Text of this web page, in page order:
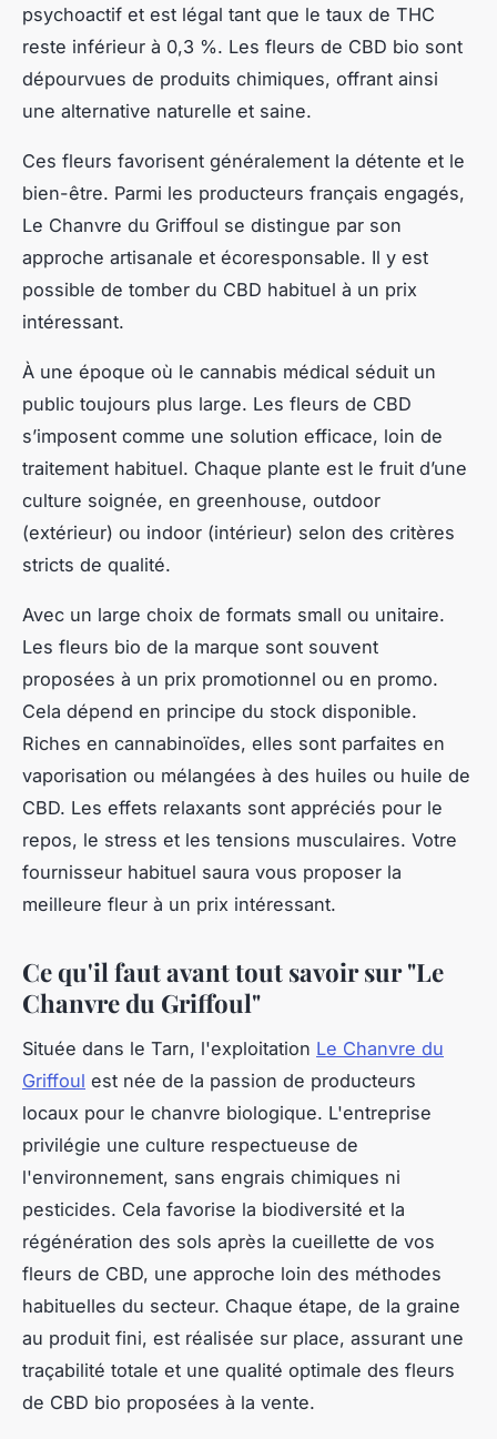
psychoactif et est légal tant que le taux de THC
reste inférieur à 0,3 %. Les fleurs de CBD bio sont
dépourvues de produits chimiques, offrant ainsi
une alternative naturelle et saine.
Ces fleurs favorisent généralement la détente et le
bien-être. Parmi les producteurs français engagés,
Le Chanvre du Griffoul se distingue par son
approche artisanale et écoresponsable. Il y est
possible de tomber du CBD habituel à un prix
intéressant.
À une époque où le cannabis médical séduit un
public toujours plus large. Les fleurs de CBD
s’imposent comme une solution efficace, loin de
traitement habituel. Chaque plante est le fruit d’une
culture soignée, en greenhouse, outdoor
(extérieur) ou indoor (intérieur) selon des critères
stricts de qualité.
Avec un large choix de formats small ou unitaire.
Les fleurs bio de la marque sont souvent
proposées à un prix promotionnel ou en promo.
Cela dépend en principe du stock disponible.
Riches en cannabinoïdes, elles sont parfaites en
vaporisation ou mélangées à des huiles ou huile de
CBD. Les effets relaxants sont appréciés pour le
repos, le stress et les tensions musculaires. Votre
fournisseur habituel saura vous proposer la
meilleure fleur à un prix intéressant.
Ce qu'il faut avant tout savoir sur "Le
Chanvre du Griffoul"
Située dans le Tarn, l'exploitation Le Chanvre du
Griffoul est née de la passion de producteurs
locaux pour le chanvre biologique. L'entreprise
privilégie une culture respectueuse de
l'environnement, sans engrais chimiques ni
pesticides. Cela favorise la biodiversité et la
régénération des sols après la cueillette de vos
fleurs de CBD, une approche loin des méthodes
habituelles du secteur. Chaque étape, de la graine
au produit fini, est réalisée sur place, assurant une
traçabilité totale et une qualité optimale des fleurs
de CBD bio proposées à la vente.